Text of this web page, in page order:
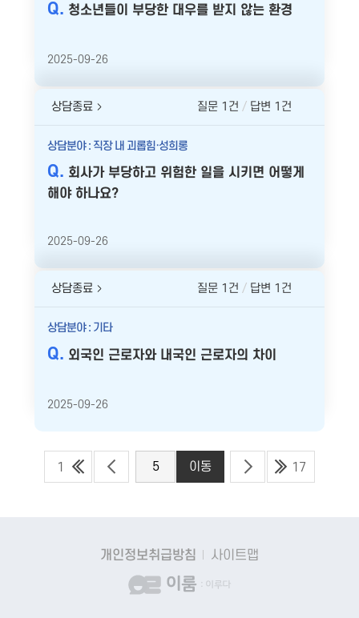
청소년들이 부당한 대우를 받지 않는 환경
2025-09-26
상담종료 질문 1건 답변 1건
상담분야 : 직장 내 괴롭힘·성희롱
회사가 부당하고 위험한 일을 시키면 어떻게
해야 하나요?
2025-09-26
상담종료 질문 1건 답변 1건
상담분야 : 기타
외국인 근로자와 내국인 근로자의 차이
2025-09-26
1 17
개인정보취급방침 사이트맵